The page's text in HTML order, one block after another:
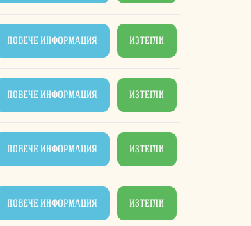
ИЗТЕГЛИ
ПОВЕЧЕ ИНФОРМАЦИЯ
ИЗТЕГЛИ
ПОВЕЧЕ ИНФОРМАЦИЯ
ИЗТЕГЛИ
ПОВЕЧЕ ИНФОРМАЦИЯ
ИЗТЕГЛИ
ПОВЕЧЕ ИНФОРМАЦИЯ